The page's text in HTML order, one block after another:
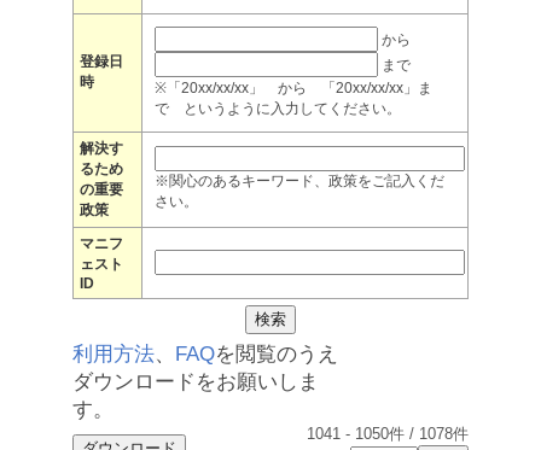
登録日
時
から
まで
※「20xx/xx/xx」 から 「20xx/xx/xx」ま
で というように入力してください。
解決す
るため
の重要
政策
※関心のあるキーワード、政策をご記入くだ
さい。
マニフ
ェスト
ID
利用方法、 FAQを閲覧のうえ
ダウンロードをお願いしま
す。
1041 - 1050件 / 1078件